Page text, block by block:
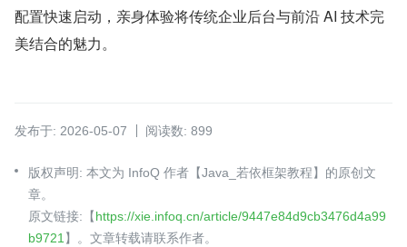
配置快速启动，亲身体验将传统企业后台与前沿 AI 技术完
美结合的魅力。
发布于: 2026-05-07 阅读数: 899
版权声明: 本文为 InfoQ 作者【Java_若依框架教程】的原创文
章。
原文链接:【https://xie.infoq.cn/article/9447e84d9cb3476d4a99
b9721 】。文章转载请联系作者。